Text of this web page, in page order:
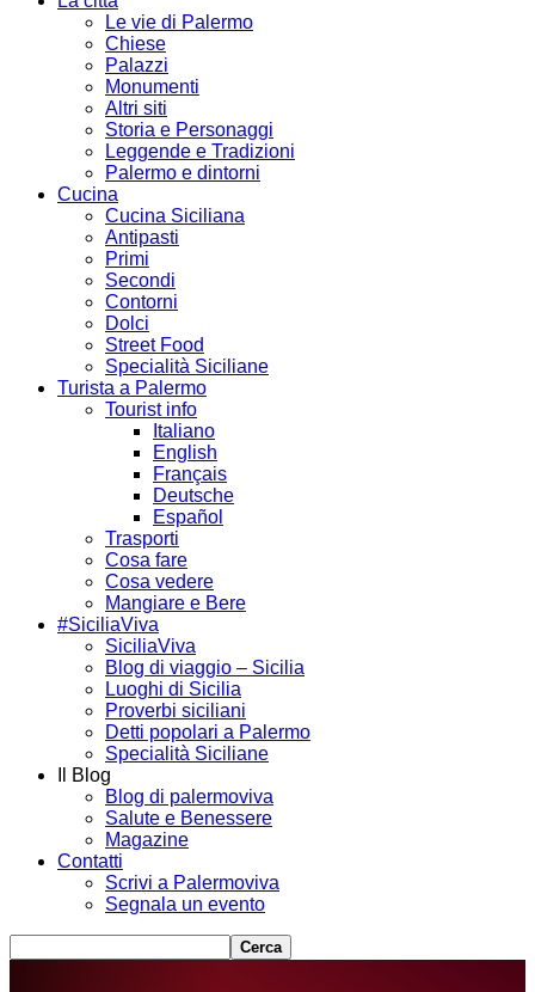
Le vie di Palermo
Chiese
Palazzi
Monumenti
Altri siti
Storia e Personaggi
Leggende e Tradizioni
Palermo e dintorni
Cucina
Cucina Siciliana
Antipasti
Primi
Secondi
Contorni
Dolci
Street Food
Specialità Siciliane
Turista a Palermo
Tourist info
Italiano
English
Français
Deutsche
Español
Trasporti
Cosa fare
Cosa vedere
Mangiare e Bere
#SiciliaViva
SiciliaViva
Blog di viaggio – Sicilia
Luoghi di Sicilia
Proverbi siciliani
Detti popolari a Palermo
Specialità Siciliane
Il Blog
Blog di palermoviva
Salute e Benessere
Magazine
Contatti
Scrivi a Palermoviva
Segnala un evento